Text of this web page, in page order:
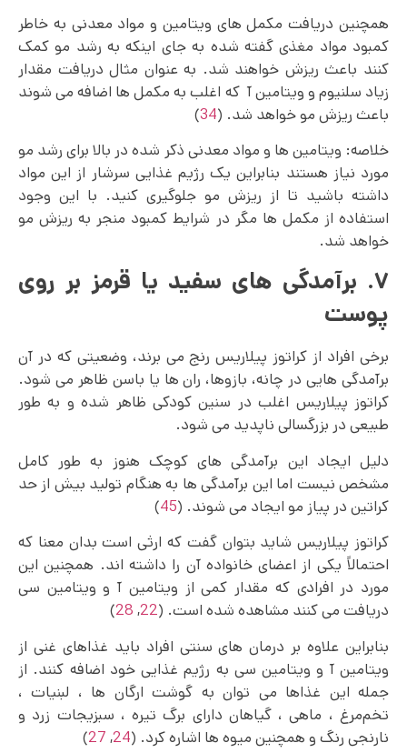
همچنین دریافت مکمل های ویتامین و مواد معدنی به خاطر
کمبود مواد مغذی گفته شده به جای اینکه به رشد مو کمک
کنند باعث ریزش خواهند شد. به عنوان مثال دریافت مقدار
زیاد سلنیوم و ویتامین آ که اغلب به مکمل ها اضافه می‌ شوند
باعث ریزش مو خواهد شد. (34
)
خلاصه: ویتامین ها و مواد معدنی ذکر شده در بالا برای رشد مو
مورد نیاز هستند بنابراین یک رژیم غذایی سرشار از این مواد
داشته باشید تا از ریزش مو جلوگیری کنید. با این وجود
استفاده از مکمل ها مگر در شرایط کمبود منجر به ریزش مو
خواهد شد.
۷. برآمدگی های سفید یا قرمز بر روی
پوست
برخی افراد از کراتوز پیلاریس رنج می‌ برند، وضعیتی که در آن
برآمدگی هایی در چانه، بازوها، ران ها یا باسن ظاهر می شود.
کراتوز پیلاریس اغلب در سنین کودکی ظاهر شده و به طور
طبیعی در بزرگسالی ناپدید می شود.
دلیل ایجاد این برآمدگی های کوچک هنوز به طور کامل
مشخص نیست اما این برآمدگی ها به هنگام تولید بیش از حد
کراتین در پیاز مو ایجاد می‌ شوند. (45
)
کراتوز پیلاریس شاید بتوان گفت که ارثی است بدان معنا که
احتمالاً یکی از اعضای خانواده آن را داشته اند. همچنین این
مورد در افرادی که مقدار کمی از ویتامین‌ آ و ویتامین سی
دریافت می کنند مشاهده شده است. (22
,
28
)
بنابراین علاوه بر درمان های سنتی افراد باید غذاهای غنی از
ویتامین آ و ویتامین سی به رژیم غذایی خود اضافه کنند. از
جمله این غذاها می‌ توان به گوشت ارگان‌ ها ، لبنیات ،
تخم‌مرغ ، ماهی ، گیاهان دارای برگ تیره ، سبزیجات زرد و
نارنجی رنگ و همچنین میوه ها اشاره کرد. (24
,
27
)